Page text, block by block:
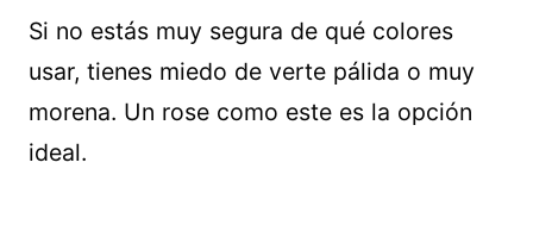
Si no estás muy segura de qué colores
usar, tienes miedo de verte pálida o muy
morena. Un rose como este es la opción
ideal.